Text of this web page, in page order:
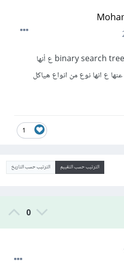
أوقات أرى البعض يتكلم عن الbinary search tree ع أنها
ع انها نوع من انواع هياكل
1
الترتيب حسب التقييم الترتيب حسب التاريخ
0